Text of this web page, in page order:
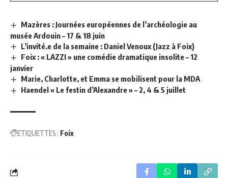
Mazères : Journées européennes de l’archéologie au
musée Ardouin – 17 & 18 juin
L’invité.e de la semaine : Daniel Venoux (Jazz à Foix)
Foix : « LAZZI » une comédie dramatique insolite – 12
janvier
Marie, Charlotte, et Emma se mobilisent pour la MDA
Haendel « Le festin d’Alexandre » – 2, 4 & 5 juillet
ETIQUETTES : Foix